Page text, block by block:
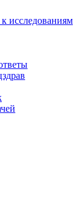
исследованиям